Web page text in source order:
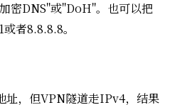
密DNS"或"DoH"。也可以把
者8.8.8.8。
址，但VPN隧道走IPv4，结果